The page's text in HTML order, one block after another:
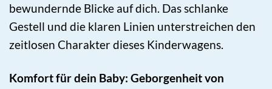
bewundernde Blicke auf dich. Das schlanke
Gestell und die klaren Linien unterstreichen den
zeitlosen Charakter dieses Kinderwagens.
Komfort für dein Baby: Geborgenheit von